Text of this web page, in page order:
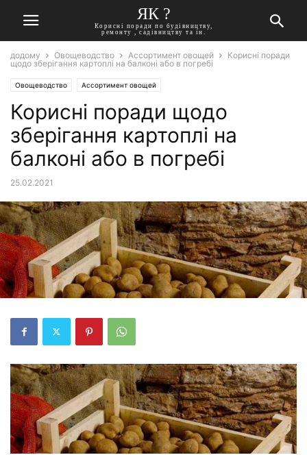
ЯК ?
Корисні поради по будівництву,
ремонту , садівництву та ін.
додому Овощеводство Ассортимент овощей
Корисні поради
щодо зберігання картоплі на балконі або в погребі
Овощеводство Ассортимент овощей
Корисні поради щодо
зберігання картоплі на
балконі або в погребі
25.02.2021